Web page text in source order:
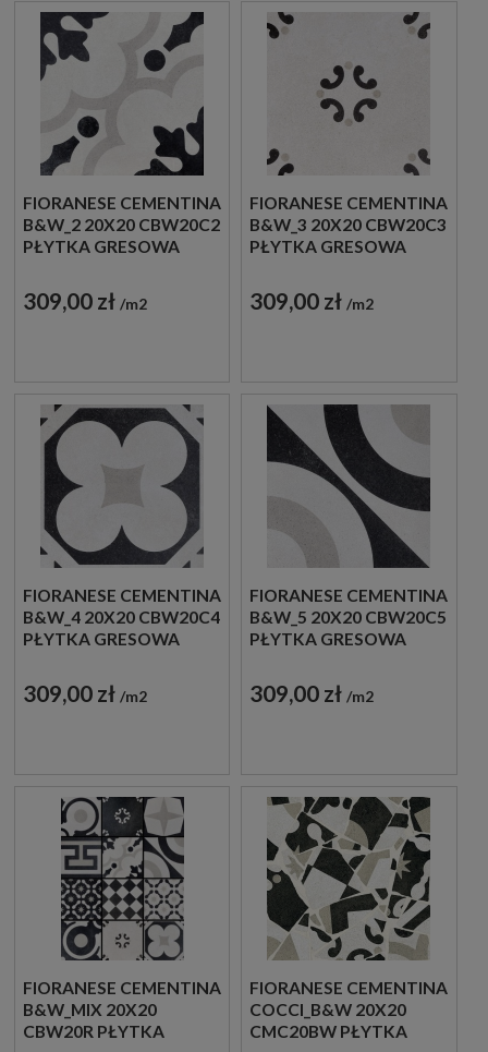
FIORANESE CEMENTINA
B&W_2 20X20 CBW20C2
PŁYTKA GRESOWA
309,00 zł m2
FIORANESE CEMENTINA
B&W_3 20X20 CBW20C3
PŁYTKA GRESOWA
309,00 zł m2
FIORANESE CEMENTINA
B&W_4 20X20 CBW20C4
PŁYTKA GRESOWA
309,00 zł m2
FIORANESE CEMENTINA
B&W_5 20X20 CBW20C5
PŁYTKA GRESOWA
309,00 zł m2
FIORANESE CEMENTINA
B&W_MIX 20X20
CBW20R PŁYTKA
FIORANESE CEMENTINA
COCCI_B&W 20X20
CMC20BW PŁYTKA